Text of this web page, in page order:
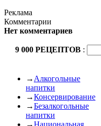
Реклама
Комментарии
Нет комментариев
9 000 РЕЦЕПТОВ :
→ Алкогольные
напитки
→Консервирование
→Безалкогольные
напитки
→Национальная